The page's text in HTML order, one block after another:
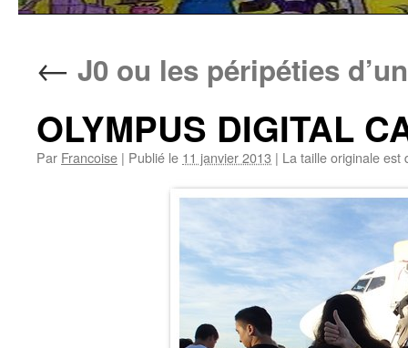
← J0 ou les péripéties
OLYMPUS DIGITAL
Par Francoise | Publié le 11 janvier 2013 | La taille originale est